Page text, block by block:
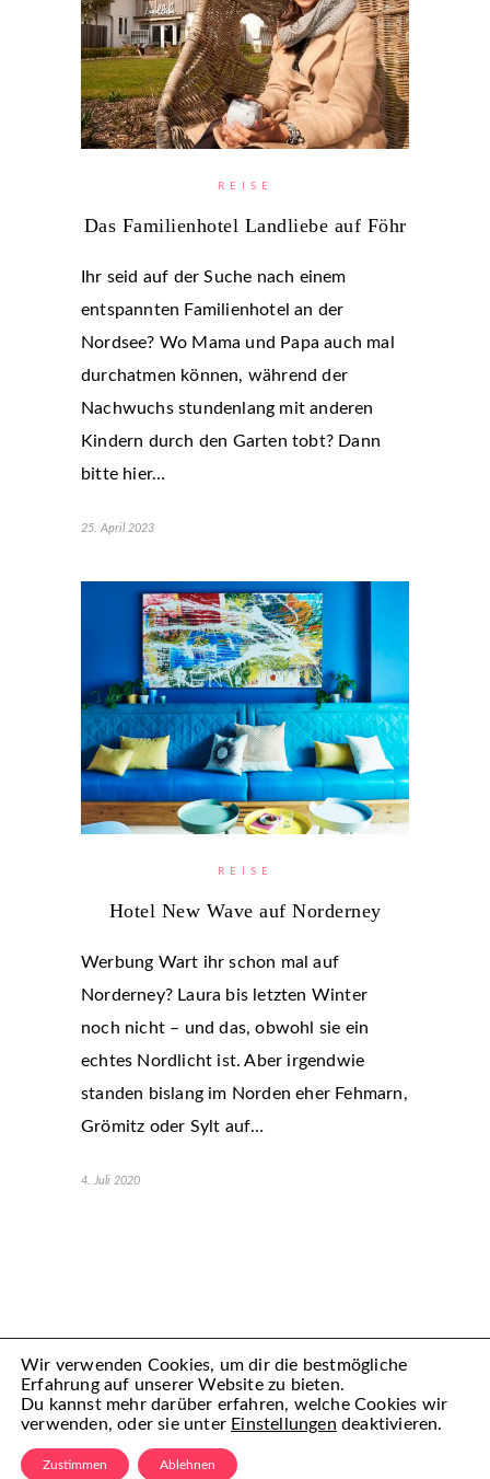
REISE
Das Familienhotel Landliebe auf Föhr
Ihr seid auf der Suche nach einem
entspannten Familienhotel an der
Nordsee? Wo Mama und Papa auch mal
durchatmen können, während der
Nachwuchs stundenlang mit anderen
Kindern durch den Garten tobt? Dann
bitte hier…
25. April 2023
REISE
Hotel New Wave auf Norderney
Werbung Wart ihr schon mal auf
Norderney? Laura bis letzten Winter
noch nicht – und das, obwohl sie ein
echtes Nordlicht ist. Aber irgendwie
standen bislang im Norden eher Fehmarn,
Grömitz oder Sylt auf…
4. Juli 2020
(C) Mamiful 2022 – All Rechte vorbehalten
Wir verwenden Cookies, um dir die bestmögliche
Erfahrung auf unserer Website zu bieten.
Du kannst mehr darüber erfahren, welche Cookies wir
verwenden, oder sie unter Einstellungen deaktivieren.
Zustimmen Ablehnen